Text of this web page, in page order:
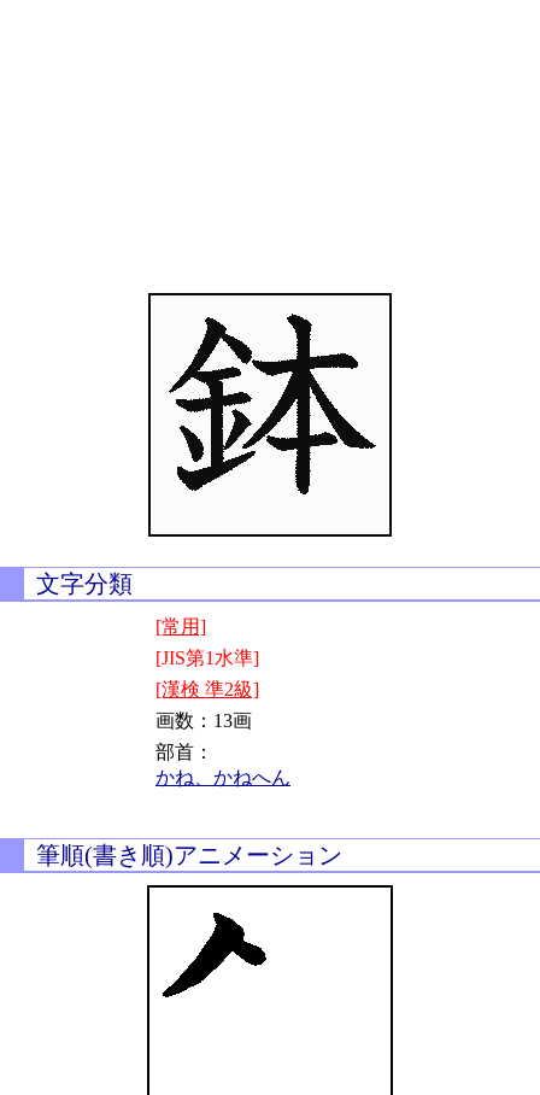
文字分類
[常用]
[JIS第1水準]
[漢検 準2級]
画数：13画
部首：
かね、かねへん
筆順(書き順)アニメーション